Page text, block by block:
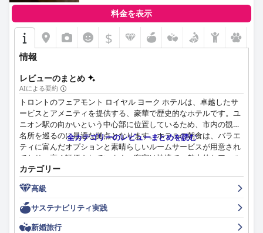
料金を表示
$
情報
レビューのまとめ
AIによる要約
トロントのフェアモント ロイヤル ヨーク ホテルは、卓越したサ
ービスとアメニティを提供する、豪華で歴史的なホテルです。ユ
ニオン駅の向かいという中心部に位置しているため、市内の観光
名所を巡るのに最適な拠点となります。ホテルの朝食は、バラエ
ティに富んだオプションと素晴らしいルームサービスが用意され
ており、高く評価されています。客室は快適で、魅力的なアール
デコ調の装飾が施されています。ホテルは、清潔さと細部へのこ
だわりでも知られています。スタッフはフレンドリーで親切、プ
ロフェッショナルであり、最初から最後まで卓越したサービスを
提供します。Wi-Fiサービスについては賛否両論ありますが、ホテ
ルのプールは多くのゲストに愛されています。ホテルは家族連れ
にも優しいホテルで、家族が一部屋に一緒に滞在できる十分なス
全カテゴリーのレビューまとめを読む
カテゴリー
高級
サステナビリティ実践
新婚旅行